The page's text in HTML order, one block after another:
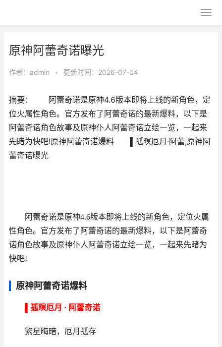
原神阿蕾奇诺曝光
作者： admin • 更新时间：2026-07-04
摘要： 阿蕾奇诺是原神4.6版本即将上线的新角色，定
位火属性角色。官方发布了阿蕾奇诺的最新爆料，以下是
阿蕾奇诺角色故事及原神仆人阿蕾奇诺立绘一览，一起来
先睹为快吧!原神阿蕾奇诺爆料 ▌孤暝厄月·阿蕾,原神阿
蕾奇诺曝光
阿蕾奇诺是原神4.6版本即将上线的新角色，定位火属
性角色。官方发布了阿蕾奇诺的最新爆料，以下是阿蕾奇
诺角色故事及原神仆人阿蕾奇诺立绘一览，一起来先睹为
快吧!
原神阿蕾奇诺爆料
▌孤暝厄月 · 阿蕾奇诺
繁星晦暗，厄月孤存